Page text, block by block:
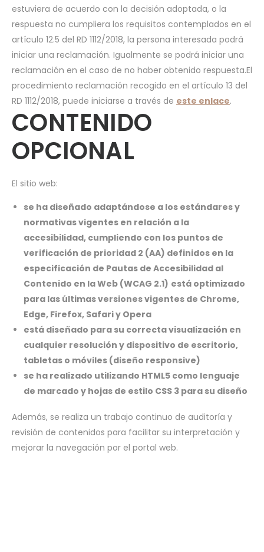
estuviera de acuerdo con la decisión adoptada, o la
respuesta no cumpliera los requisitos contemplados en el
artículo 12.5 del RD 1112/2018, la persona interesada podrá
iniciar una reclamación. Igualmente se podrá iniciar una
reclamación en el caso de no haber obtenido respuesta.El
procedimiento reclamación recogido en el artículo 13 del
RD 1112/2018, puede iniciarse a través de este enlace.
CONTENIDO
OPCIONAL
El sitio web:
se ha diseñado adaptándose a los estándares y
normativas vigentes en relación a la
accesibilidad, cumpliendo con los puntos de
verificación de prioridad 2 (AA) definidos en la
especificación de Pautas de Accesibilidad al
Contenido en la Web (WCAG 2.1) está optimizado
para las últimas versiones vigentes de Chrome,
Edge, Firefox, Safari y Opera
está diseñado para su correcta visualización en
cualquier resolución y dispositivo de escritorio,
tabletas o móviles (diseño responsive)
se ha realizado utilizando HTML5 como lenguaje
de marcado y hojas de estilo CSS 3 para su diseño
Además, se realiza un trabajo continuo de auditoría y
revisión de contenidos para facilitar su interpretación y
mejorar la navegación por el portal web.